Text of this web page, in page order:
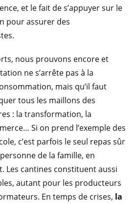
et le fait de s’appuyer sur le
pour assurer des
nous prouvons encore et
ne s’arrête pas à la
mais qu’il faut
tous les maillons des
: la transformation, la
Si on prend l’exemple des
c’est parfois le seul repas sûr
de la famille, en
Les cantines constituent aussi
autant pour les producteurs
En temps de crises, la